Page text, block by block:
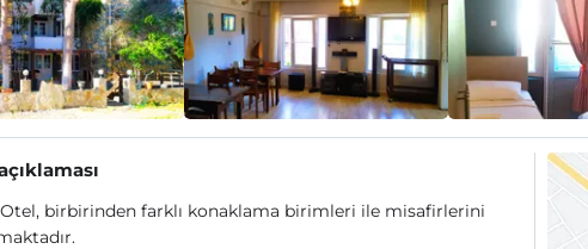
birbirinden farklı konaklama birimleri ile misafirlerini